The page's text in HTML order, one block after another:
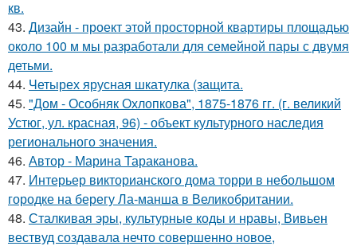
кв.
43. Дизайн - проект этой просторной квартиры площадью
около 100 м мы разработали для семейной пары с двумя
детьми.
44. Четырех ярусная шкатулка (защита.
45. "Дом - Особняк Охлопкова", 1875-1876 гг. (г. великий
Устюг, ул. красная, 96) - объект культурного наследия
регионального значения.
46. Автор - Марина Тараканова.
47. Интерьер викторианского дома торри в небольшом
городке на берегу Ла-манша в Великобритании.
48. Сталкивая эры, культурные коды и нравы, Вивьен
вествуд создавала нечто совершенно новое,